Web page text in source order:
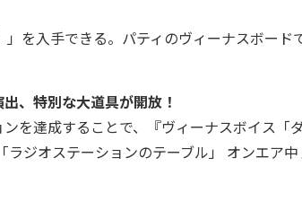
を入手できる。パティのヴィーナスボード
、特別な大道具が開放！
を達成することで、『ヴィーナスボイス「
ジオステーションのテーブル」 オンエア